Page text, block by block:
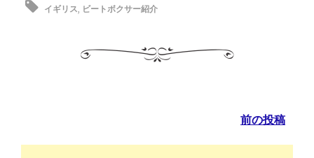
イギリス ビートボクサー紹介
前の投稿